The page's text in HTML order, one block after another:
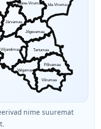
Lääne-Virumaa Ida-Virumaa
Järvamaa
Jõgevamaa
Viljandimaa Tartumaa
Põlvamaa
Võrumaa
Valgamaa
nime suuremat